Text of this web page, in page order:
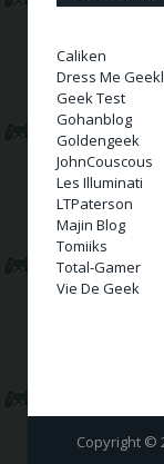
Caliken
Dress Me
Geek Test
Gohanblog
Goldengeek
JohnCouscous
Les Illuminati
LTPaterson
Majin Blog
Tomiiks
Total-Gamer
Vie De Geek
Copyright ©